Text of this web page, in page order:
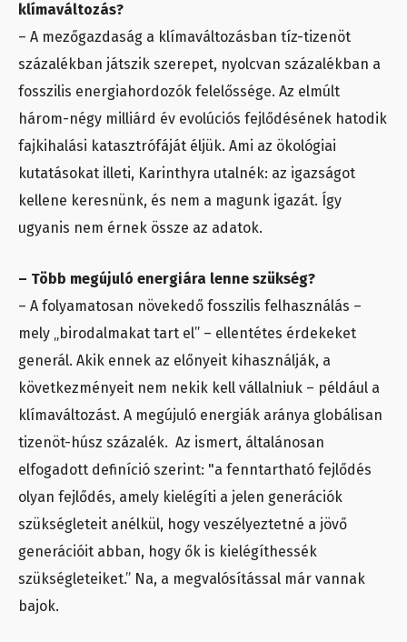
klímaváltozás?
– A mezőgazdaság a klímaváltozásban tíz-tizenöt
százalékban játszik szerepet, nyolcvan százalékban a
fosszilis energiahordozók felelőssége. Az elmúlt
három-négy milliárd év evolúciós fejlődésének hatodik
fajkihalási katasztrófáját éljük. Ami az ökológiai
kutatásokat illeti, Karinthyra utalnék: az igazságot
kellene keresnünk, és nem a magunk igazát. Így
ugyanis nem érnek össze az adatok.
– Több megújuló energiára lenne szükség?
– A folyamatosan növekedő fosszilis felhasználás –
mely „birodalmakat tart el” – ellentétes érdekeket
generál. Akik ennek az előnyeit kihasználják, a
következményeit nem nekik kell vállalniuk – például a
klímaváltozást. A megújuló energiák aránya globálisan
tizenöt-húsz százalék. Az ismert, általánosan
elfogadott definíció szerint: "a fenntartható fejlődés
olyan fejlődés, amely kielégíti a jelen generációk
szükségleteit anélkül, hogy veszélyeztetné a jövő
generációit abban, hogy ők is kielégíthessék
szükségleteiket.” Na, a megvalósítással már vannak
bajok.